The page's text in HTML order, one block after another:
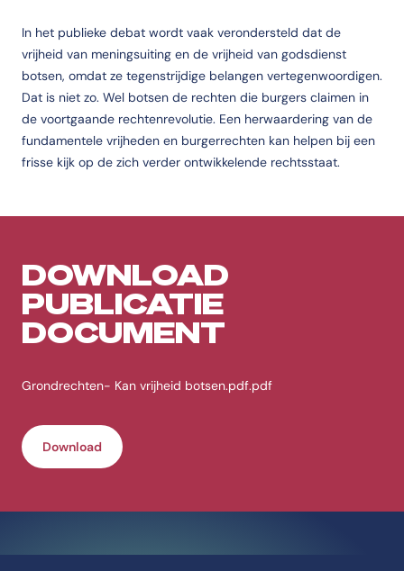
In het publieke debat wordt vaak verondersteld dat de
vrijheid van meningsuiting en de vrijheid van godsdienst
botsen, omdat ze tegenstrijdige belangen vertegenwoordigen.
Dat is niet zo. Wel botsen de rechten die burgers claimen in
de voortgaande rechtenrevolutie. Een herwaardering van de
fundamentele vrijheden en burgerrechten kan helpen bij een
frisse kijk op de zich verder ontwikkelende rechtsstaat.
DOWNLOAD
PUBLICATIE
DOCUMENT
Grondrechten- Kan vrijheid botsen.pdf.pdf
Download